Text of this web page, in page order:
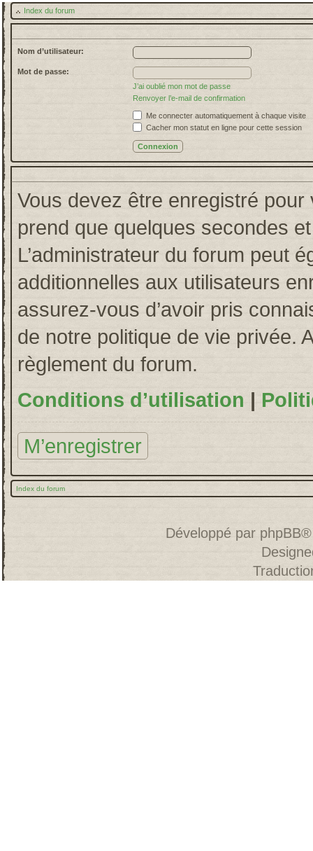
Index du forum
Nom d’utilisateur:
Mot de passe:
J’ai oublié mon mot de passe
Renvoyer l’e-mail de confirmation
Me connecter automatiquement à chaque visite
Cacher mon statut en ligne pour cette session
Vous devez être enregistré pour
prend que quelques secondes
L’administrateur du forum peut
additionnelles aux utilisateurs
assurez-vous d’avoir pris
de notre politique de vie privée.
règlement du forum.
Conditions d’utilisation |
M’enregistrer
Index du forum
Développé par phpBB®